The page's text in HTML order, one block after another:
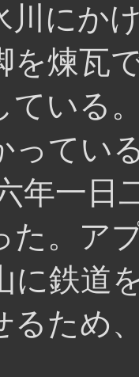
川にか
を煉瓦
ている
ってい
年一日
た。ア
に鉄道
るため